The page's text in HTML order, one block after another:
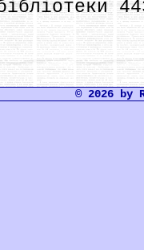
© 2026 by